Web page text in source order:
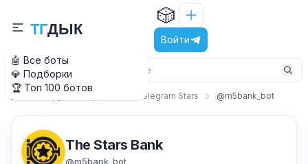
🤖 Все боты
💎 Подборки
🏆 Топ 100 ботов
ТГДЫК
🎲
Войти
Главная Telegram Stars @m5bank_bot
The Stars Bank
@m5bank_bot